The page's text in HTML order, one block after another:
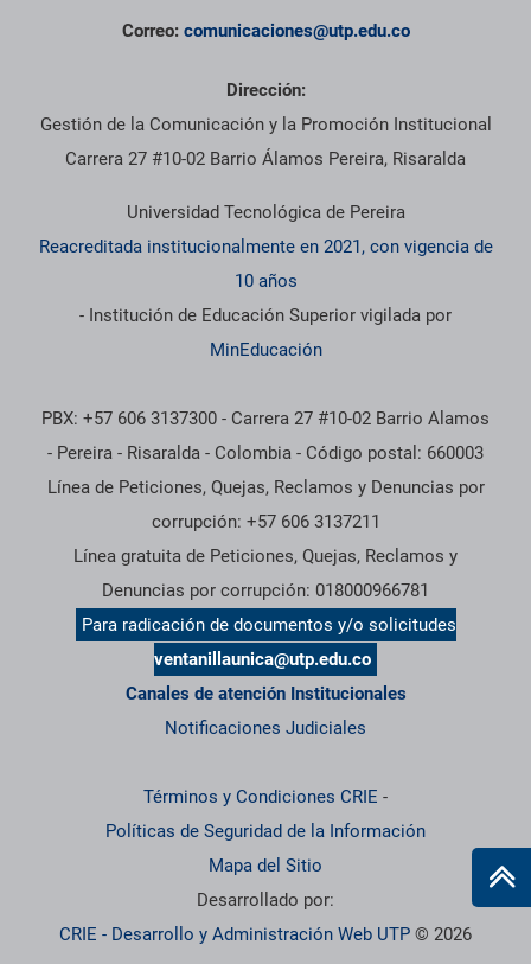
Correo: comunicaciones@utp.edu.co
Dirección:
Gestión de la Comunicación y la Promoción Institucional
Carrera 27 #10-02 Barrio Álamos Pereira, Risaralda
Universidad Tecnológica de Pereira
Reacreditada institucionalmente en 2021, con vigencia de
10 años
- Institución de Educación Superior vigilada por
MinEducación
PBX: +57 606 3137300 - Carrera 27 #10-02 Barrio Alamos
- Pereira - Risaralda - Colombia - Código postal: 660003
Línea de Peticiones, Quejas, Reclamos y Denuncias por
corrupción: +57 606 3137211
Línea gratuita de Peticiones, Quejas, Reclamos y
Denuncias por corrupción: 018000966781
Para radicación de documentos y/o solicitudes
ventanillaunica@utp.edu.co
Canales de atención Institucionales
Notificaciones Judiciales
Términos y Condiciones CRIE -
Políticas de Seguridad de la Información
Mapa del Sitio
Desarrollado por:
CRIE - Desarrollo y Administración Web UTP © 2026